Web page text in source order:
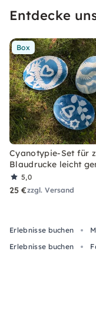
Entdecke
Box
Cyanotypie-Set für
Blaudrucke leicht
5,0
25 €zzgl. Versand
Erlebnisse buchen
Erlebnisse buchen